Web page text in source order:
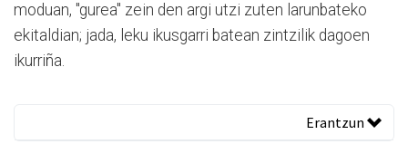
moduan, "gurea" zein den argi utzi zuten larunbateko
ekitaldian; jada, leku ikusgarri batean zintzilik dagoen
ikurriña.
Erantzun